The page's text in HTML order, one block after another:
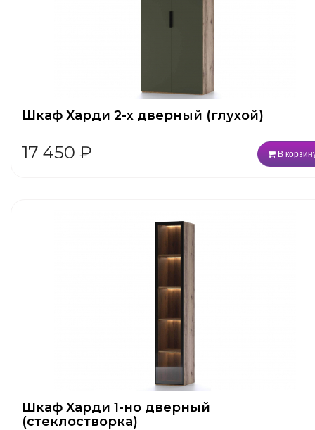
Шкаф Харди 2-х дверный (глухой)
17 450 ₽ В
Шкаф Харди 1-но дверный
(стеклостворка)